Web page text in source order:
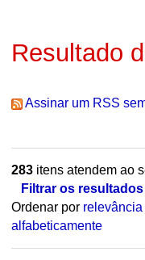
Resultado
Assinar um RSS
283itens atendem ao
Filtrar os resultados
Ordenar por relevância
alfabeticamente